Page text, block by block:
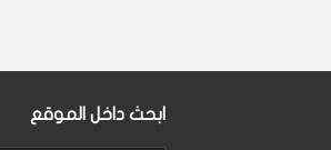
ابحث داخل الموقع